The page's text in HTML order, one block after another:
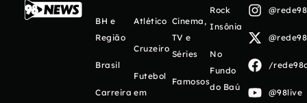
BH e
Região
Brasil
Carreira
Atlético
Cruzeiro
Futebol
em
Cinema,
TV e
Séries
Famosos
Rock
Insônia
No
Fundo
do Baú
/
@98live